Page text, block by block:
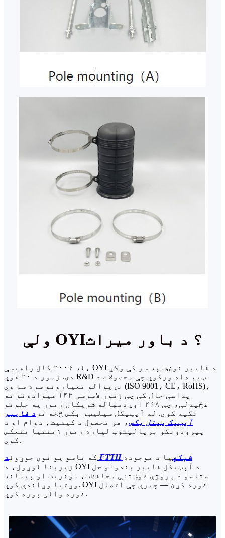
ولې OYI؟ د باور میراث
له ۲۰۰۶ کال راهیسې، OYI د فایبر نوښت په سر کې ولاړ
دی. زموږ د ۲۰ قوي R&D ټیم ډاډ ورکوي چې محصولات د
نړیوالو معیارونو سره سم وي (ISO 9001، CE، RoHS)،
پداسې حال کې چې زموږ لاسرسی ۱۴۳ هیوادونو ته
غځیدلی، چې ۲۶۸ اوږدمهاله شریکان زموږ په حلونو
تکیه کوي. له آپټیکل سپلیټر بکس څخه تر د فایبر
آپټیک پینل بکس، هر محصول د کیفیت، دوام او د
پیرودونکو بریالیتوب لپاره زموږ ژمنتیا منعکس
کوي.
که تاسو یو نوی جوړوئ
د FTTH شبکه یا د موجوده
زیربنا لوړول، د OYI د آپټیکل فایبر بندولو حل
ستاسو د پروژې غوښتنې محافظت، موثریت او پیمانه
وړتیا وړاندې کوي. OYI غوره کړئ — چیرې چې اتصال
غوره والی پوره کوي.